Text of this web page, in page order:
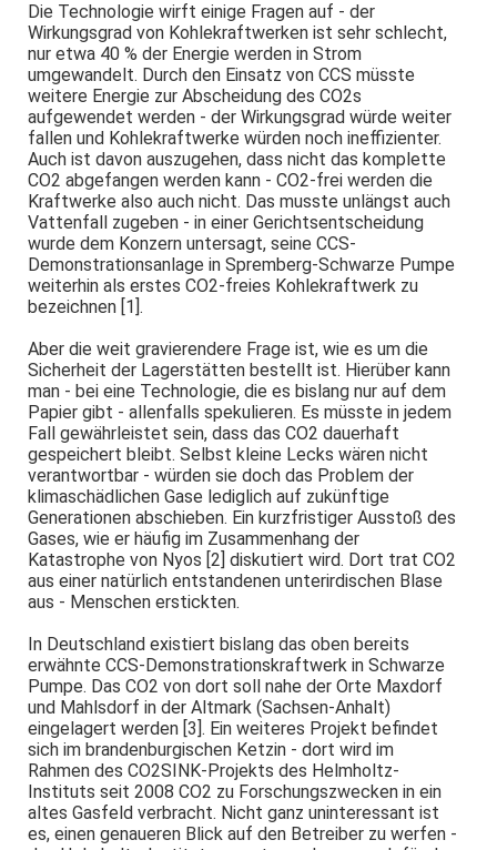
Die Technologie wirft einige Fragen auf - der
Wirkungsgrad von Kohlekraftwerken ist sehr schlecht,
nur etwa 40 % der Energie werden in Strom
umgewandelt. Durch den Einsatz von CCS müsste
weitere Energie zur Abscheidung des CO2s
aufgewendet werden - der Wirkungsgrad würde weiter
fallen und Kohlekraftwerke würden noch ineffizienter.
Auch ist davon auszugehen, dass nicht das komplette
CO2 abgefangen werden kann - CO2-frei werden die
Kraftwerke also auch nicht. Das musste unlängst auch
Vattenfall zugeben - in einer Gerichtsentscheidung
wurde dem Konzern untersagt, seine CCS-
Demonstrationsanlage in Spremberg-Schwarze Pumpe
weiterhin als erstes CO2-freies Kohlekraftwerk zu
bezeichnen [1].
Aber die weit gravierendere Frage ist, wie es um die
Sicherheit der Lagerstätten bestellt ist. Hierüber kann
man - bei eine Technologie, die es bislang nur auf dem
Papier gibt - allenfalls spekulieren. Es müsste in jedem
Fall gewährleistet sein, dass das CO2 dauerhaft
gespeichert bleibt. Selbst kleine Lecks wären nicht
verantwortbar - würden sie doch das Problem der
klimaschädlichen Gase lediglich auf zukünftige
Generationen abschieben. Ein kurzfristiger Ausstoß des
Gases, wie er häufig im Zusammenhang der
Katastrophe von Nyos [2] diskutiert wird. Dort trat CO2
aus einer natürlich entstandenen unterirdischen Blase
aus - Menschen erstickten.
In Deutschland existiert bislang das oben bereits
erwähnte CCS-Demonstrationskraftwerk in Schwarze
Pumpe. Das CO2 von dort soll nahe der Orte Maxdorf
und Mahlsdorf in der Altmark (Sachsen-Anhalt)
eingelagert werden [3]. Ein weiteres Projekt befindet
sich im brandenburgischen Ketzin - dort wird im
Rahmen des CO2SINK-Projekts des Helmholtz-
Instituts seit 2008 CO2 zu Forschungszwecken in ein
altes Gasfeld verbracht. Nicht ganz uninteressant ist
es, einen genaueren Blick auf den Betreiber zu werfen -